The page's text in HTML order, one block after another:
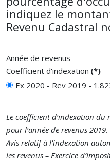
indiquez le
Revenu Cadastral
Année de revenus
Coefficient d'indexation (*)
Ex 2020 - Rev 2019 -
Le coefficient d’indexation du
pour l’année de revenus 2019.
Avis relatif à l’indexation
les revenus – Exercice